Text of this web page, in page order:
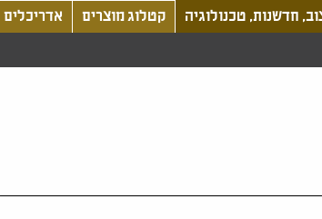
חדשנות, טכנולוגיה קטלוג מוצרים אדריכלים